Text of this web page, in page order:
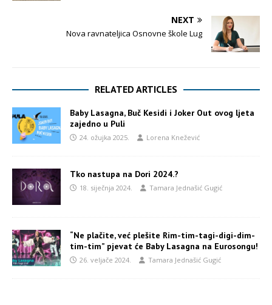
NEXT
Nova ravnateljica Osnovne škole Lug
RELATED ARTICLES
Baby Lasagna, Buč Kesidi i Joker Out ovog ljeta
zajedno u Puli
24. ožujka 2025. Lorena Knežević
Tko nastupa na Dori 2024.?
18. siječnja 2024. Tamara Jednašić Gugić
“Ne plačite, već plešite Rim-tim-tagi-digi-dim-
tim-tim” pjevat će Baby Lasagna na Eurosongu!
26. veljače 2024. Tamara Jednašić Gugić